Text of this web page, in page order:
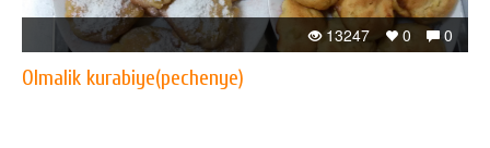
0
0
13247
Olmalik kurabiye(pechenye)